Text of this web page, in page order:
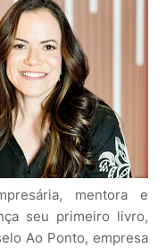
mentora e
seu primeiro livro,
Ao Ponto, empresa